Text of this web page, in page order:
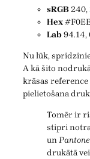
sRGB240,
Hex
Lab94.14,
Nu lūk,
A kā šito
krāsas reference
pielietošana
Tomēr ir
stipri
unPantone
drukātā